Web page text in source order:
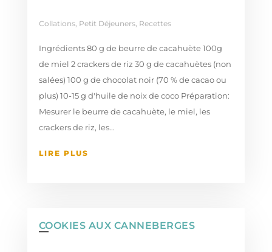
Collations, Petit Déjeuners, Recettes
Ingrédients 80 g de beurre de cacahuète 100g
de miel 2 crackers de riz 30 g de cacahuètes (non
salées) 100 g de chocolat noir (70 % de cacao ou
plus) 10-15 g d'huile de noix de coco Préparation:
Mesurer le beurre de cacahuète, le miel, les
crackers de riz, les...
LIRE PLUS
COOKIES AUX CANNEBERGES